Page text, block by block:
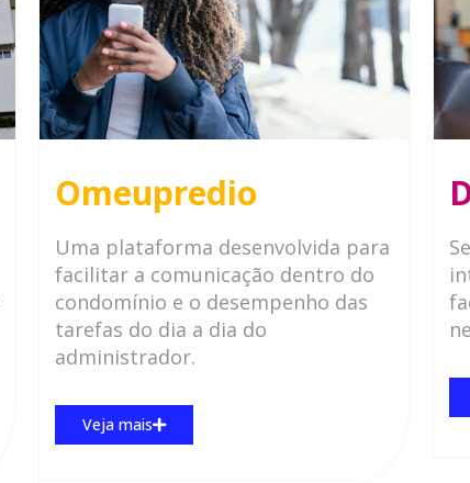
Omeupredio
Uma plataforma desenvolvida para
facilitar a comunicação dentro do
condomínio e o desempenho das
tarefas do dia a dia do
administrador.
Veja mais